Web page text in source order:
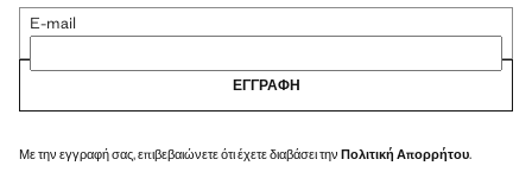
E-mail
ΕΓΓΡΑΦΉ
Με την εγγραφή σας, επιβεβαιώνετε ότι έχετε διαβάσει την Πολιτική Απορρήτου.